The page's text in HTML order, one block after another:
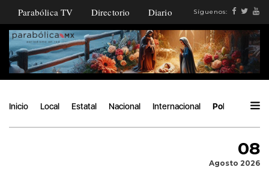
Parabólica TV Directorio Diario Síguenos:
Inicio Local Estatal Nacional Internacional Política
08
Agosto 2026